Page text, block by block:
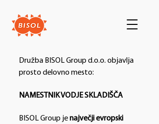
Družba BISOL Group d.o.o. objavlja
prosto delovno mesto:
NAMESTNIK VODJE SKLADIŠČA
BISOL Group jenajvečji evropski